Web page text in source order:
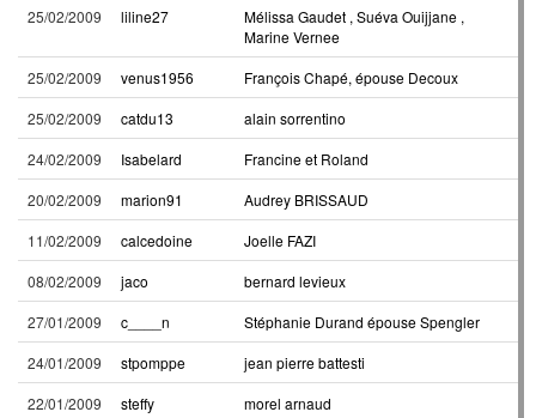
25/02/2009
liline27
Mélissa Gaudet , Suéva Ouijjane ,
Marine Vernee
25/02/2009
venus1956
François Chapé, épouse Decoux
25/02/2009
catdu13
alain sorrentino
24/02/2009
Isabelard
Francine et Roland
20/02/2009
marion91
Audrey BRISSAUD
11/02/2009
calcedoine
Joelle FAZI
08/02/2009
jaco
bernard levieux
27/01/2009
c____n
Stéphanie Durand épouse Spengler
24/01/2009
stpomppe
jean pierre battesti
22/01/2009
steffy
morel arnaud